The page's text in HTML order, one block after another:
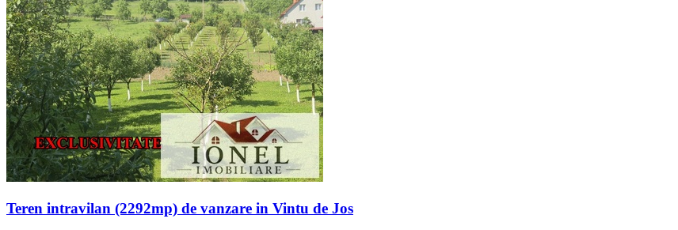
Teren intravilan (2292mp) de vanzare in Vintu de Jos